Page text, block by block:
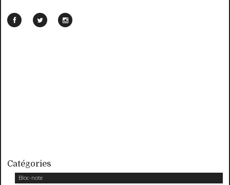
Catégories
Bloc-note